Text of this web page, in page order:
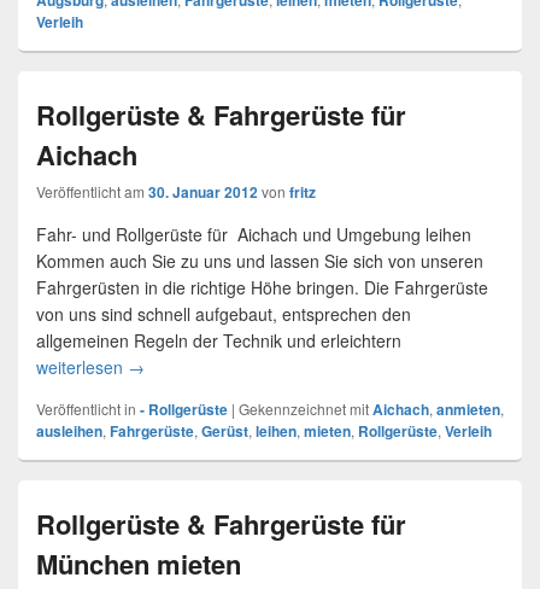
Verleih
Rollgerüste & Fahrgerüste für
Aichach
Veröffentlicht am 30. Januar 2012von fritz
Fahr- und Rollgerüste für Aichach und Umgebung leihen
Kommen auch Sie zu uns und lassen Sie sich von unseren
Fahrgerüsten in die richtige Höhe bringen. Die Fahrgerüste
von uns sind schnell aufgebaut, entsprechen den
allgemeinen Regeln der Technik und erleichtern
weiterlesen Rollgerüste & Fahrgerüste für Aichach
→
Veröffentlicht in - Rollgerüste | Gekennzeichnet mitAichach, anmieten,
ausleihen, Fahrgerüste, Gerüst, leihen, mieten, Rollgerüste, Verleih
Rollgerüste & Fahrgerüste für
München mieten